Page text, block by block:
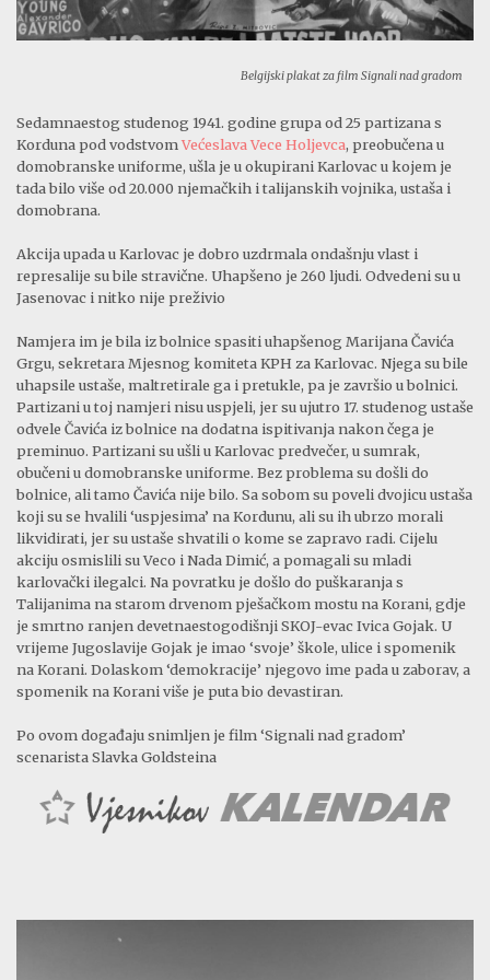
Belgijski plakat za film Signali nad gradom
Sedamnaestog studenog 1941. godine grupa od 25 partizana s
Korduna pod vodstvomVećeslava Vece Holjevca, preobučena u
domobranske uniforme, ušla je u okupirani Karlovac u kojem je
tada bilo više od 20.000 njemačkih i talijanskih vojnika, ustaša i
domobrana.
Akcija upada u Karlovac je dobro uzdrmala ondašnju vlast i
represalije su bile stravične. Uhapšeno je 260 ljudi. Odvedeni su u
Jasenovac i nitko nije preživio
Namjera im je bila iz bolnice spasiti uhapšenog Marijana Čavića
Grgu, sekretara Mjesnog komiteta KPH za Karlovac. Njega su bile
uhapsile ustaše, maltretirale ga i pretukle, pa je završio u bolnici.
Partizani u toj namjeri nisu uspjeli, jer su ujutro 17. studenog ustaše
odvele Čavića iz bolnice na dodatna ispitivanja nakon čega je
preminuo. Partizani su ušli u Karlovac predvečer, u sumrak,
obučeni u domobranske uniforme. Bez problema su došli do
bolnice, ali tamo Čavića nije bilo. Sa sobom su poveli dvojicu ustaša
koji su se hvalili ‘uspjesima’ na Kordunu, ali su ih ubrzo morali
likvidirati, jer su ustaše shvatili o kome se zapravo radi. Cijelu
akciju osmislili su Veco i Nada Dimić, a pomagali su mladi
karlovački ilegalci. Na povratku je došlo do puškaranja s
Talijanima na starom drvenom pješačkom mostu na Korani, gdje
je smrtno ranjen devetnaestogodišnji SKOJ-evac Ivica Gojak. U
vrijeme Jugoslavije Gojak je imao ‘svoje’ škole, ulice i spomenik
na Korani. Dolaskom ‘demokracije’ njegovo ime pada u zaborav, a
spomenik na Korani više je puta bio devastiran.
Po ovom događaju snimljen je film ‘Signali nad gradom’
scenarista Slavka Goldsteina